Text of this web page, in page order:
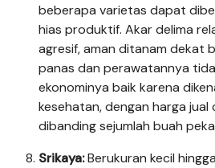
beberapa varietas dapat
hias produktif. Akar delima
agresif, aman ditanam dekat
panas dan perawatannya
ekonominya baik karena
kesehatan, dengan harga
dibanding sejumlah buah
Srikaya:Berukuran kecil